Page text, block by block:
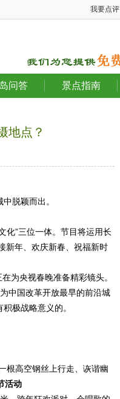
我要点评
问答 景点指南
地点？
脱颖而出。
化”三位一体。节目将运用长
新年、欢庆新春、祝福新时
为央视春晚准备精彩镜头。
中国改革开放最早的前沿城
极战略意义的。
根高空钢丝上行走、诙谐幽
活动